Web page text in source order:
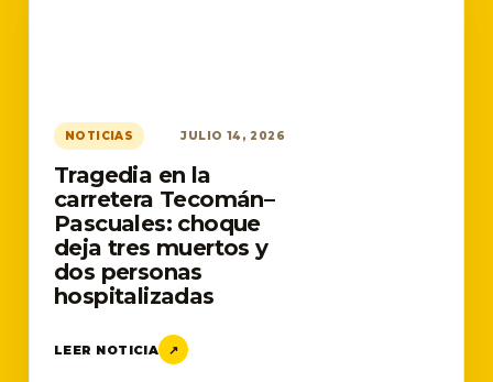
NOTICIAS JULIO 14, 2026
Tragedia en la
carretera Tecomán–
Pascuales: choque
deja tres muertos y
dos personas
hospitalizadas
LEER NOTICIA ↗